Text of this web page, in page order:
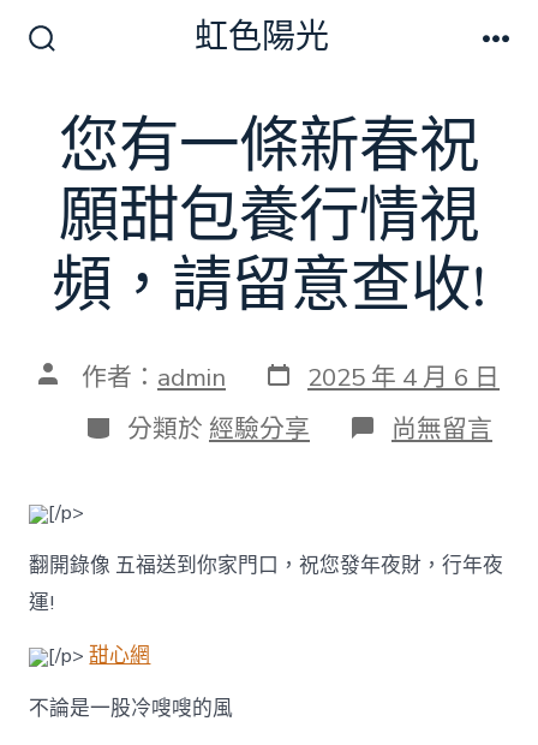
換
開
關
虹色陽光
您有一條新春祝
願甜包養行情視
頻，請留意查收!
文 作者： admin 發
表
日
期
2025 年 4 月 6 日
分
類
分類於 經驗分享 在
〈您
新
春
尚無留言
[/p>
翻開錄像 五福送到你家門口，祝您發年夜財，行年夜
運!
[/p>甜心網
不論是一股冷嗖嗖的風